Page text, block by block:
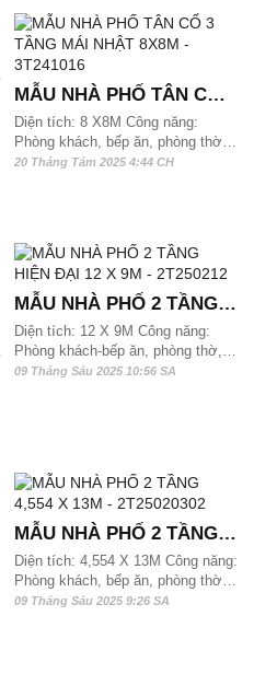
được
MẪU NHÀ PHỐ TÂN CỔ 3
TẦNG MÁI NHẬT 8X8M -
3T241016
Diện tích: 8 X8M Công năng:
Phòng khách, bếp ăn, phòng thờ,
3 phòng ngủ và 4 wc, SHC Mẫu
20 Tháng Tám 2025 4:44 CH
MẪU NHÀ PHỐ 2 TẦNG
HIỆN ĐẠI 12 X 9M -
2T250212
Diện tích: 12 X 9M Công năng:
Phòng khách-bếp ăn, phòng thờ, 3
phòng ngủ và 3 wc. Mẫu nhà phố 2
09 Tháng Sáu 2025 10:56 SA
MẪU NHÀ PHỐ 2 TẦNG
4,554 X 13M - 2T25020302
Diện tích: 4,554 X 13M Công năng:
Phòng khách, bếp ăn, phòng thờ,
3 phòng ngủ và 2 wc. Mẫu nhà phố
09 Tháng Sáu 2025 9:26 SA